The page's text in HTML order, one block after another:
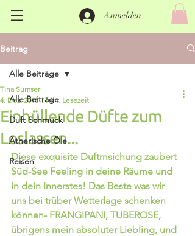
Anmelden
Beitrag
Alle Beiträge
Duft Schmuck
Ätherische Öle
Reisen
Alle Beiträge
Einhüllende Düfte zum
Loslassen...
Tina Sumser
4. Dez. 2018 1 Min. Lesezeit
Diese exquisite Duftmsichung zaubert
Süd-See Feeling in deine Räume und
in dein Innerstes! Das Beste was wir
uns bei trüber Wetterlage schenken
können- FRANGIPANI, TUBEROSE,
übrigens mein absoluter Liebling, und